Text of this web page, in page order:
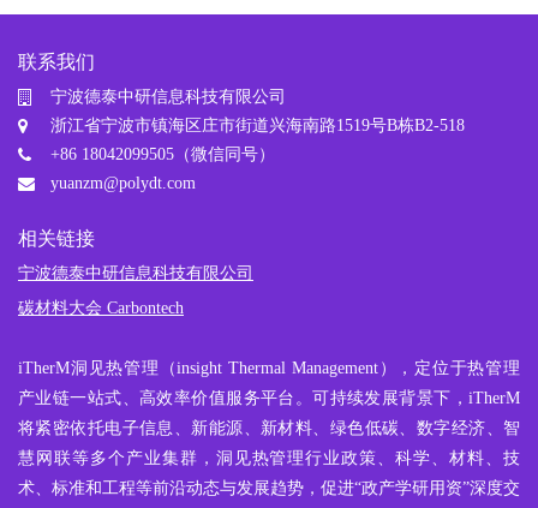
联系我们
宁波德泰中研信息科技有限公司
浙江省宁波市镇海区庄市街道兴海南路1519号B栋B2-518
+86 18042099505（微信同号）
yuanzm@polydt.com
相关链接
宁波德泰中研信息科技有限公司
碳材料大会 Carbontech
iTherM洞见热管理
（insight Thermal Management），定位于热管理
产业链一站式、高效率价值服务平台。可持续发展背景下，iTherM
将紧密依托电子信息、新能源、新材料、绿色低碳、数字经济、智
慧网联等多个产业集群，洞见热管理行业政策、科学、材料、技
术、标准和工程等前沿动态与发展趋势，促进“政产学研用资”深度交